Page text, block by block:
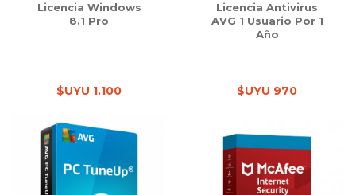
Licencia Windows
8.1 Pro
$UYU 1.100
Licencia Antivirus
AVG 1 Usuario Por 1
Año
$UYU 970